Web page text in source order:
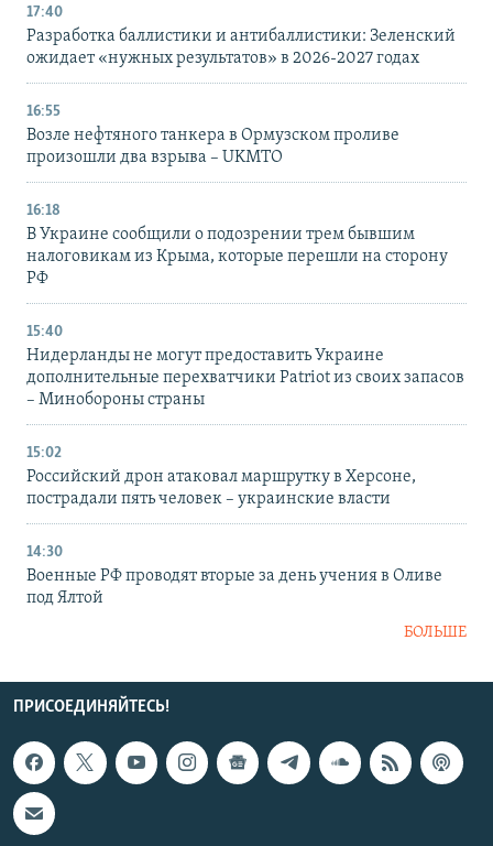
17:40
Разработка баллистики и антибаллистики: Зеленский
ожидает «нужных результатов» в 2026-2027 годах
16:55
Возле нефтяного танкера в Ормузском проливе
произошли два взрыва – UKMTO
16:18
В Украине сообщили о подозрении трем бывшим
налоговикам из Крыма, которые перешли на сторону
РФ
15:40
Нидерланды не могут предоставить Украине
дополнительные перехватчики Patriot из своих запасов
– Минобороны страны
15:02
Российский дрон атаковал маршрутку в Херсоне,
пострадали пять человек – украинские власти
14:30
Военные РФ проводят вторые за день учения в Оливе
под Ялтой
БОЛЬШЕ
ПРИСОЕДИНЯЙТЕСЬ!